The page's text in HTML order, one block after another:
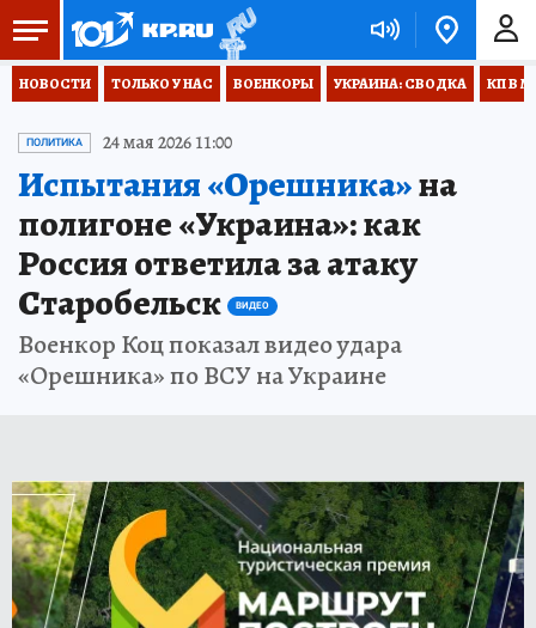
НОВОСТИ ТОЛЬКО У НАС ВОЕНКОРЫ УКРАИНА: СВОДКА КП В
ПОЛИТИКА 24 мая 2026 11:00
Испытания «Орешника»на
полигоне «Украина»: как
Россия ответила за атаку
Старобельск
ВИДЕО
Военкор Коц показал видео удара
«Орешника» по ВСУ на Украине